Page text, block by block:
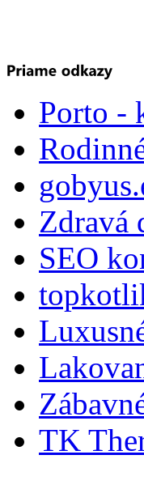
Porto -
Zdravá
SEO
TK